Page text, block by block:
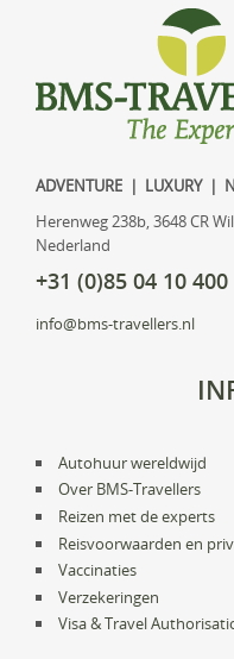
ADVENTURE | LUXURY |
Herenweg 238b, 3648 CR
Nederland
+31 (0)85 04 10 400
info@bms-travellers.nl
Autohuur wereldwijd
Over BMS-Travellers
Reizen met de experts
Reisvoorwaarden en
Vaccinaties
Verzekeringen
Visa & Travel